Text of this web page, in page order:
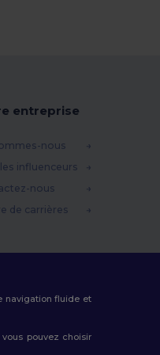
entreprise
nous
influenceurs
nous
de carrières
navigation fluide et
pouvez choisir